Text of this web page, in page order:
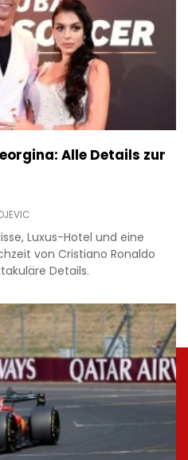
Alle Details zur
Luxus-Hotel und eine
von Cristiano Ronaldo
Details.